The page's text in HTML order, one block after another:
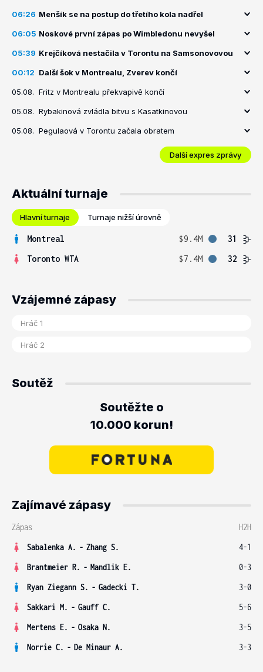
06:26 Menšík se na postup do třetího kola nadřel
06:05 Noskové první zápas po Wimbledonu nevyšel
05:39 Krejčíková nestačila v Torontu na Samsonovovou
00:12 Další šok v Montrealu, Zverev končí
05.08. Fritz v Montrealu překvapivě končí
05.08. Rybakinová zvládla bitvu s Kasatkinovou
05.08. Pegulaová v Torontu začala obratem
Další expres zprávy
Aktuální turnaje
Hlavní turnaje Turnaje nižší úrovně
Montreal $9.4M
31
Toronto WTA
$7.4M 32
Vzájemné zápasy
Soutěž
Soutěžte o
10.000 korun!
Zajímavé zápasy
Zápas
H2H
Sabalenka A. - Zhang S.
4-1
Brantmeier R. - Mandlik E.
0-3
Ryan Ziegann S. - Gadecki T.
3-0
Sakkari M. - Gauff C.
5-6
Mertens E. - Osaka N.
3-5
Norrie C. - De Minaur A. 3-3